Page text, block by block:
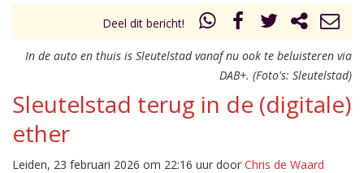
Deel dit bericht!
In de auto en thuis is Sleutelstad vanaf nu ook te beluisteren via
DAB+. (Foto's: Sleutelstad)
Sleutelstad terug in de (digitale)
ether
Leiden, 23 februari 2026 om 22:16 uur door Chris de Waard